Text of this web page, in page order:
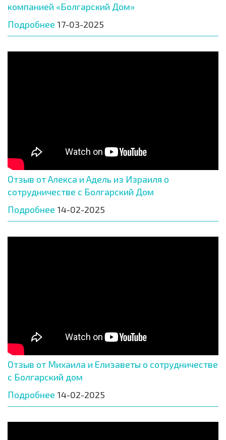
компанией «Болгарский Дом»
Подробнее 17-03-2025
Отзыв от Алекса и Адель из Израиля о
сотрудничестве с Болгарский Дом
Подробнее 14-02-2025
Отзыв от Михаила и Елизаветы о сотрудничестве
с Болгарский дом
Подробнее 14-02-2025